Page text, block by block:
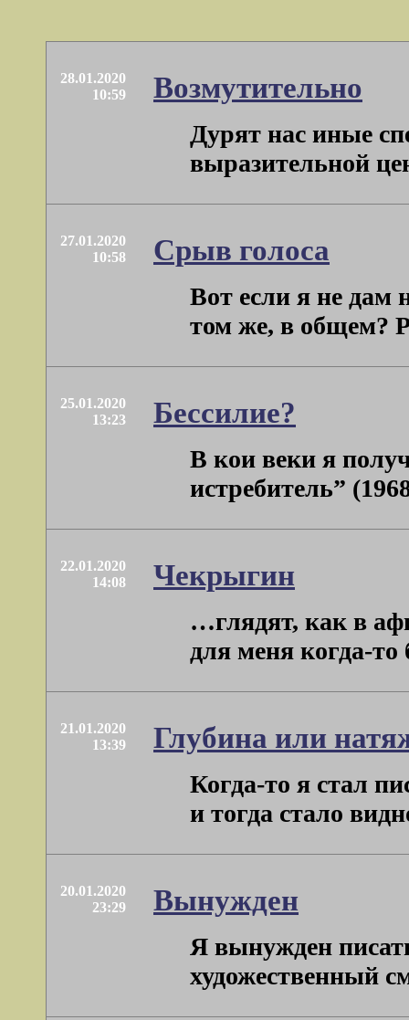
28.01.2020
10:59
Возмутительно
Дурят нас иные
выразительной
27.01.2020
10:58
Срыв голоса
Вот если я не дам
том же, в общем?
25.01.2020
13:23
Бессилие?
В кои веки я
истребитель”
22.01.2020
14:08
Чекрыгин
…глядят, как в
для меня когда-
21.01.2020
13:39
Глубина или
Когда-то я стал
и тогда стало
20.01.2020
23:29
Вынужден
Я вынужден
художественный